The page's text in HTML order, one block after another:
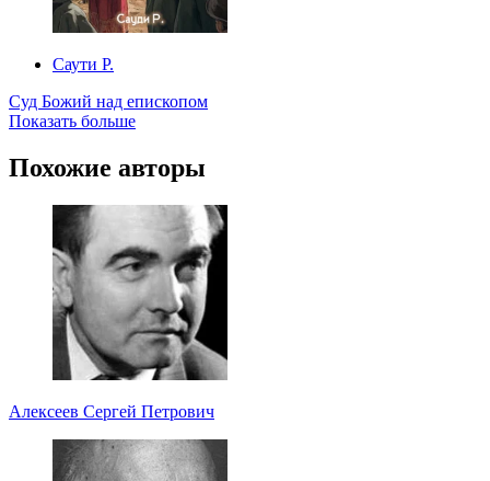
Саути Р.
Суд Божий над епископом
Показать больше
Похожие авторы
Алексеев Сергей Петрович